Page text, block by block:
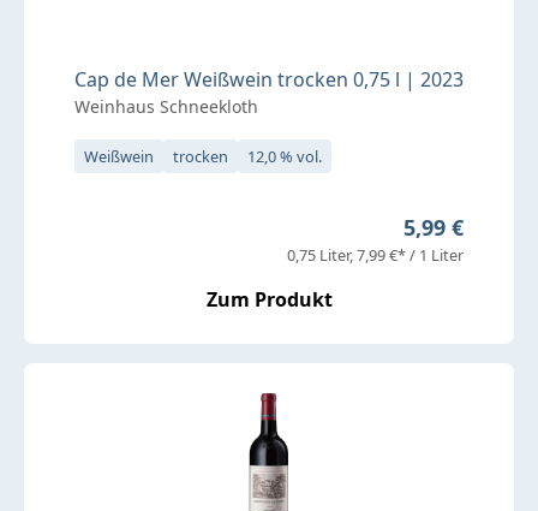
Cap de Mer Weißwein trocken 0,75 l | 2023
Weinhaus Schneekloth
Weißwein trocken 12,0 % vol.
Regulärer
5,99 €
0,75 Liter 7,99 €* / 1 Liter
Zum Produkt